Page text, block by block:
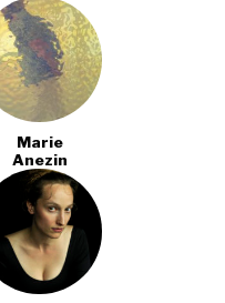
Marie
Anezin